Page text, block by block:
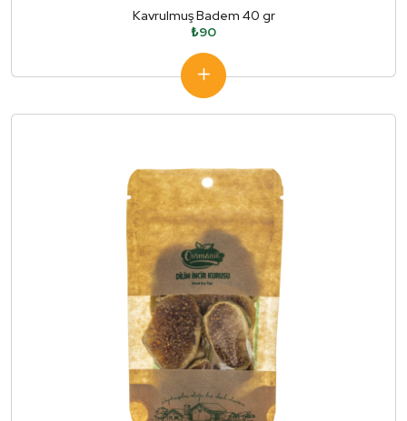
Kavrulmuş Badem 40 gr
₺90